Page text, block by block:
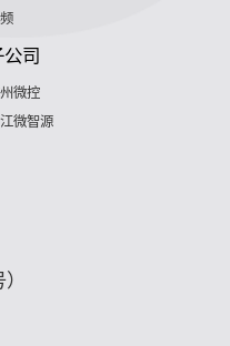
公司
微控
微智源